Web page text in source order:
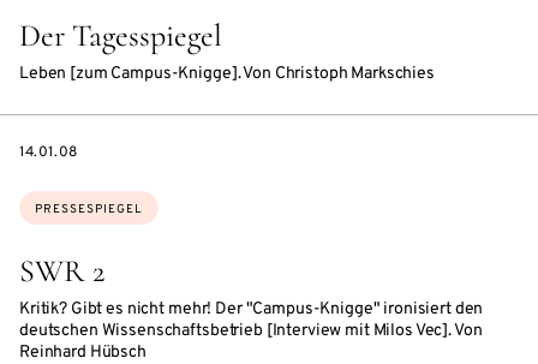
Der Tagesspiegel
Leben [zum Campus-Knigge]. Von Christoph Markschies
SWR 2
Kritik? Gibt es nicht mehr! Der "Campus-Knigge" ironisiert den
deutschen Wissenschaftsbetrieb [Interview mit Milos Vec]. Von
Reinhard Hübsch
Themen:
PRESSESPIEGEL
DATE
14.01.08